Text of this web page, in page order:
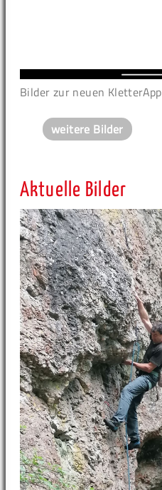
Bilder zur neuen KletterApp
weitere Bilder
Aktuelle Bilder